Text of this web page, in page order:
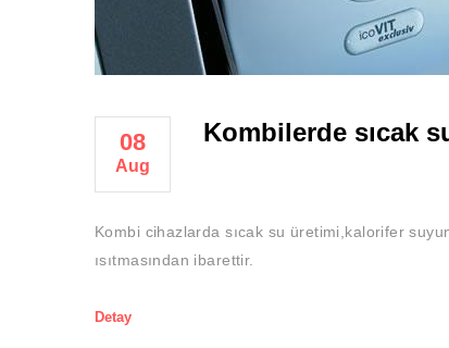
08
Aug
Kombilerde sıcak
Kombi cihazlarda sıcak su üretimi,kalorifer
ısıtmasından ibarettir.
Detay